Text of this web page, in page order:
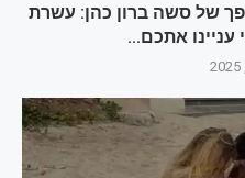
של סשה ברון כהן: עשרת
אתכם...